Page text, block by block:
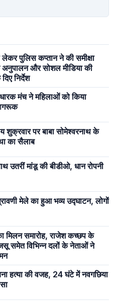
पुलिस कप्तान ने की समीक्षा
और सोशल मीडिया की
निर्देश
मंच ने महिलाओं को किया
शुक्रवार पर बाबा सोमेश्वरनाथ के
का सैलाब
उतरीं मांडू की बीडीओ, धान रोपनी
मेले का हुआ भव्य उद्घाटन, लोगों
मिलन समारोह, राजेश कच्छप के
समेत विभिन्न दलों के नेताओं ने
हत्या की वजह, 24 घंटे में नवगछिया